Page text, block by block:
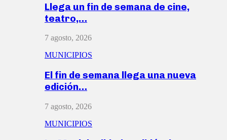
Llega un fin de semana de cine,
teatro,…
7 agosto, 2026
MUNICIPIOS
El fin de semana llega una nueva
edición…
7 agosto, 2026
MUNICIPIOS